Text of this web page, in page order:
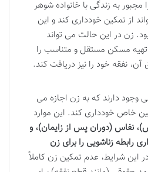
به زندگی با خانواده شوهر
از تمکین خودداری کند و این
زن در این حالت می تواند
مسکن مستقل و متناسب را
نفقه خود را نیز دریافت کند.
دارند که به زن اجازه می
خاص خودداری کند. این موارد
نفاس (دوران پس از زایمان)، و
رابطه زناشویی را برای زن
این شرایط، عدم تمکین زن کاملاً